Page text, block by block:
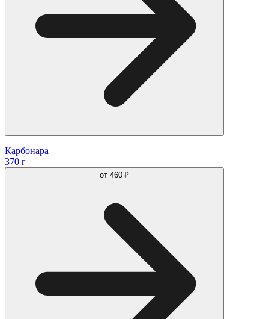
Карбонара
370 г
от 460 ₽